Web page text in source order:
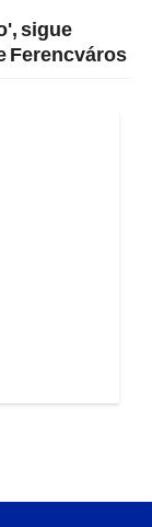
sigue
Ferencváros